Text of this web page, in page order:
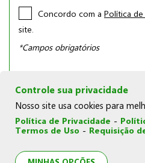
Concordo com a Política de
site.
*Campos obrigatórios
© Copyright 2026 | Joka
de
Controle sua privacidade
Nosso site usa cookies para
Política de Privacidade -
Termos de Uso - Requisição